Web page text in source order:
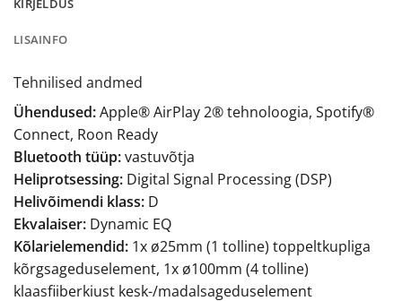
KIRJELDUS
LISAINFO
Tehnilised andmed
Ühendused:Apple® AirPlay 2® tehnoloogia, Spotify®
Connect, Roon Ready
Bluetooth tüüp:vastuvõtja
Heliprotsessing: Digital Signal Processing (DSP)
Helivõimendi klass: D
Ekvalaiser: Dynamic EQ
Kõlarielemendid: 1x ø25mm (1 tolline) toppeltkupliga
kõrgsageduselement, 1x ø100mm (4 tolline)
klaasfiiberkiust kesk-/madalsageduselement